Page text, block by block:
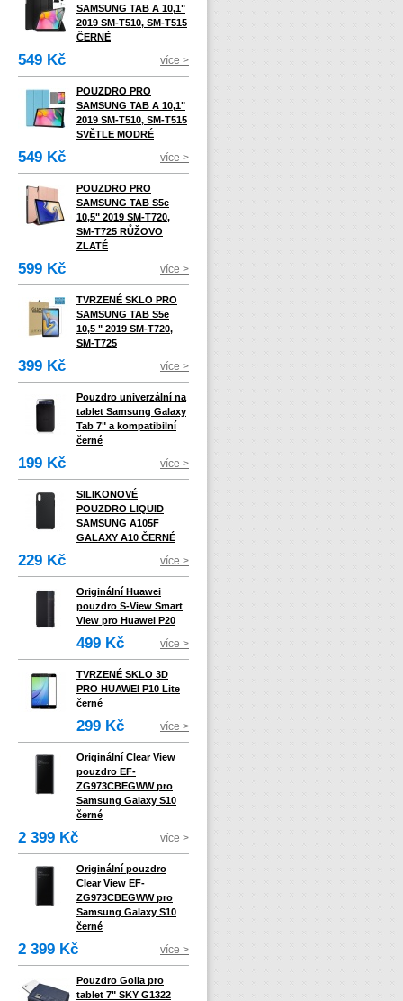
SAMSUNG TAB A 10,1"
2019 SM-T510, SM-T515
ČERNÉ
549 Kč více >
POUZDRO PRO
SAMSUNG TAB A 10,1"
2019 SM-T510, SM-T515
SVĚTLE MODRÉ
549 Kč více >
POUZDRO PRO
SAMSUNG TAB S5e
10,5" 2019 SM-T720,
SM-T725 RŮŽOVO
ZLATÉ
599 Kč více >
TVRZENÉ SKLO PRO
SAMSUNG TAB S5e
10,5 " 2019 SM-T720,
SM-T725
399 Kč více >
Pouzdro univerzální na
tablet Samsung Galaxy
Tab 7" a kompatibilní
černé
199 Kč více >
SILIKONOVÉ
POUZDRO LIQUID
SAMSUNG A105F
GALAXY A10 ČERNÉ
229 Kč více >
Originální Huawei
pouzdro S-View Smart
View pro Huawei P20
499 Kč více >
TVRZENÉ SKLO 3D
PRO HUAWEI P10 Lite
černé
299 Kč více >
Originální Clear View
pouzdro EF-
ZG973CBEGWW pro
Samsung Galaxy S10
černé
2 399 Kč více >
Originální pouzdro
Clear View EF-
ZG973CBEGWW pro
Samsung Galaxy S10
černé
2 399 Kč více >
Pouzdro Golla pro
tablet 7" SKY G1322